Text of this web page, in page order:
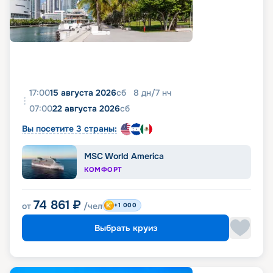
фото, реальные отзывы пассажиров, подробные
характеристики кают и палуб. Вся эта
информация доступна на этой же странице.
17:0015 августа 2026сб 8 дн/7 нч
07:0022 августа 2026сб
Вы посетите 3 страны:
MSC World America
КОМФОРТ
от 74 861 ₽ /чел +1 000
Выбрать круиз